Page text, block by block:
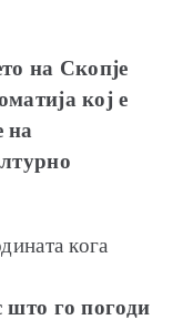
на Скопје
кој е
на
кога
што го погоди